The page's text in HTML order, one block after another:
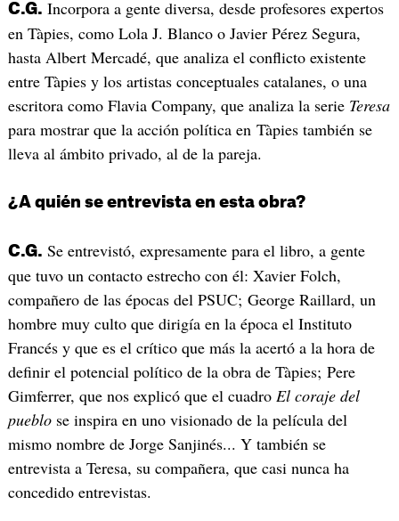
C.G. Incorpora a gente diversa, desde profesores expertos
en Tàpies, como Lola J. Blanco o Javier Pérez Segura,
hasta Albert Mercadé, que analiza el conflicto existente
entre Tàpies y los artistas conceptuales catalanes, o una
escritora como Flavia Company, que analiza la serie Teresa
para mostrar que la acción política en Tàpies también se
lleva al ámbito privado, al de la pareja.
¿A quién se entrevista en esta obra?
C.G. Se entrevistó, expresamente para el libro, a gente
que tuvo un contacto estrecho con él: Xavier Folch,
compañero de las épocas del PSUC; George Raillard, un
hombre muy culto que dirigía en la época el Instituto
Francés y que es el crítico que más la acertó a la hora de
definir el potencial político de la obra de Tàpies; Pere
Gimferrer, que nos explicó que el cuadro El coraje del
pueblose inspira en uno visionado de la película del
mismo nombre de Jorge Sanjinés... Y también se
entrevista a Teresa, su compañera, que casi nunca ha
concedido entrevistas.